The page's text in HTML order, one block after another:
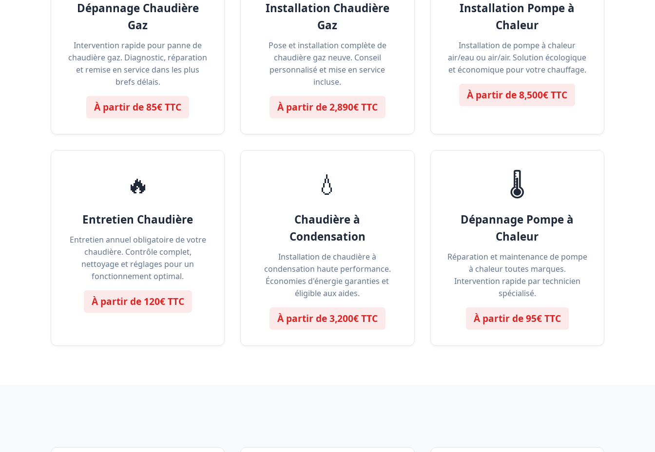
Dépannage Chaudière
Gaz
Intervention rapide pour panne de
chaudière gaz. Diagnostic, réparation
et remise en service dans les plus
brefs délais.
À partir de 85€ TTC
Installation Chaudière
Gaz
Pose et installation complète de
chaudière gaz neuve. Conseil
personnalisé et mise en service
incluse.
À partir de 2,890€ TTC
Installation Pompe à
Chaleur
Installation de pompe à chaleur
air/eau ou air/air. Solution écologique
et économique pour votre chauffage.
À partir de 8,500€ TTC
🔥
Entretien Chaudière
Entretien annuel obligatoire de votre
chaudière. Contrôle complet,
nettoyage et réglages pour un
fonctionnement optimal.
À partir de 120€ TTC
💧
Chaudière à
Condensation
Installation de chaudière à
condensation haute performance.
Économies d'énergie garanties et
éligible aux aides.
À partir de 3,200€ TTC
🌡️
Dépannage Pompe à
Chaleur
Réparation et maintenance de pompe
à chaleur toutes marques.
Intervention rapide par technicien
spécialisé.
À partir de 95€ TTC